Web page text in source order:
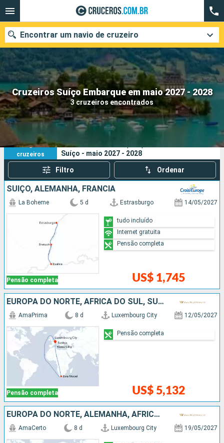
Cruzeiros Suíço Embarque em maio 2027 - 2028
3 cruzeiros encontrados
Encontrar um navio de cruzeiro
Quando ir?
Data de partida
Cidades
Pesquisar
3
cruzeiros
Os seus critérios de pesquisa:
Suíço - maio 2027 - 2028
Filtro Ordenar
SUÍÇO, ALEMANHA, FRANCIA
Pensão completa
La Boheme 5 d Estrasburgo 14/05/2027
US$ 1,745
tudo incluído
Internet gratuita
Pensão completa
EUROPA DO NORTE, AFRICA DO SUL, SUÍÇO, FRANCIA, ALEMANHA
Pensão completa
AmaPrima 8 d Luxembourg City 12/05/2027
US$ 5,132
Pensão completa
EUROPA DO NORTE, ALEMANHA, AFRICA DO SUL, FRANCIA, SUÍÇO
AmaCerto 8 d Luxembourg City 19/05/2027